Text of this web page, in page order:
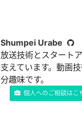
Shumpei Urabe
放送技術とスタート
支えています。動画
分趣味です。
個人へのご相談はこ